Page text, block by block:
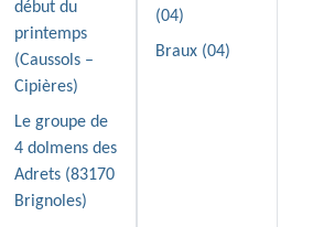
début du
printemps
(Caussols –
Cipières)
Le groupe de
4 dolmens des
Adrets (83170
Brignoles)
(04)
Braux (04)